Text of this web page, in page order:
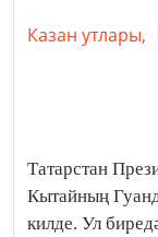
Казан утлары,
Татарстан
Кытайның
килде. Ул